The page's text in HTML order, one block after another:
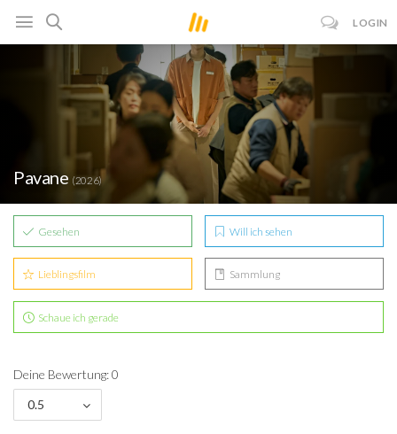
LOGIN
Pavane (2026)
Gesehen Will ich sehen
Lieblingsfilm Sammlung
Schaue ich gerade
Deine Bewertung: 0
0.5